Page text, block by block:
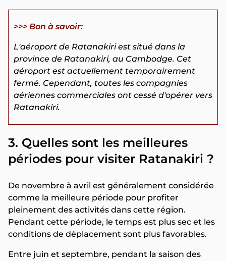
>>> Bon à savoir:
L'aéroport de Ratanakiri est situé dans la
province de Ratanakiri, au Cambodge. Cet
aéroport est actuellement temporairement
fermé. Cependant, toutes les compagnies
aériennes commerciales ont cessé d'opérer vers
Ratanakiri.
3. Quelles sont les meilleures
périodes pour visiter Ratanakiri ?
De novembre à avril est généralement considérée
comme la meilleure période pour profiter
pleinement des activités dans cette région.
Pendant cette période, le temps est plus sec et les
conditions de déplacement sont plus favorables.
Entre juin et septembre, pendant la saison des